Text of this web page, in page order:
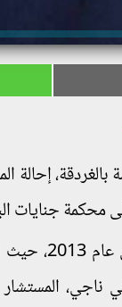
بالغردقة،
محكمة جنايات
ترجع
المستشار